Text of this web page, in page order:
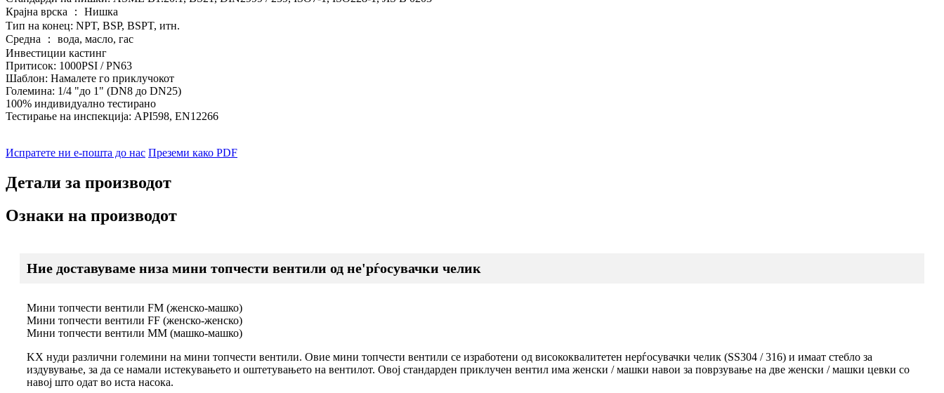
Крајна врска ： Нишка
Тип на конец: NPT, BSP, BSPT, итн.
Средна ： вода, масло, гас
Инвестиции кастинг
Притисок: 1000PSI / PN63
Шаблон: Намалете го приклучокот
Големина: 1/4 "до 1" (DN8 до DN25)
100% индивидуално тестирано
Тестирање на инспекција: API598, EN12266
Испратете ни е-пошта до нас Преземи како PDF
Детали за производот
Ознаки на производот
Ние доставуваме низа мини топчести вентили од не'рѓосувачки челик
Мини топчести вентили FM (женско-машко)
Мини топчести вентили FF (женско-женско)
Мини топчести вентили ММ (машко-машко)
KX нуди различни големини на мини топчести вентили. Овие мини топчести вентили се изработени од висококвалитетен нерѓосувачки челик (SS304 / 316) и имаат стебло за
издувување, за да се намали истекувањето и оштетувањето на вентилот. Овој стандарден приклучен вентил има женски / машки навои за поврзување на две женски / машки цевки со
навој што одат во иста насока.